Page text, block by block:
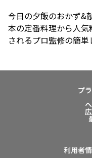
今日の夕飯のおかず&
本の定番料理から人気
されるプロ監修の簡単
プ
利用者